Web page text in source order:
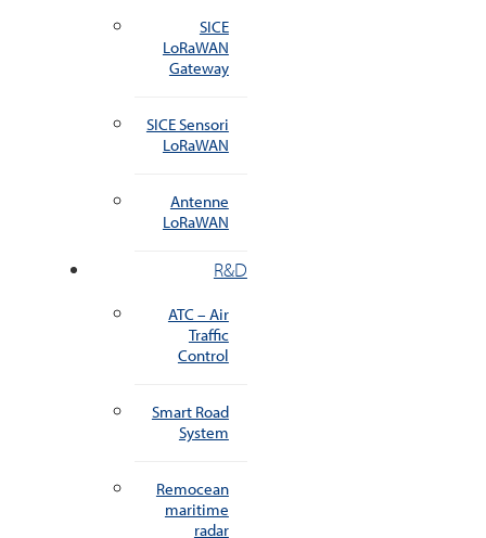
SICE
LoRaWAN
Gateway
SICE Sensori
LoRaWAN
Antenne
LoRaWAN
R&D
ATC – Air
Traffic
Control
Smart Road
System
Remocean
maritime
radar